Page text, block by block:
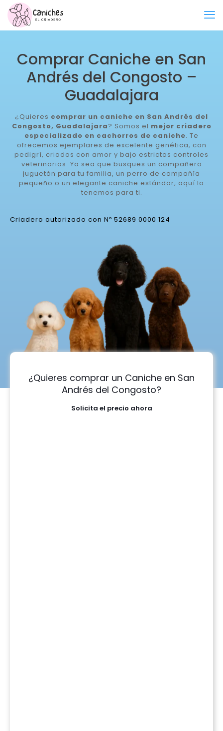
Comprar Caniche en San
Andrés del Congosto –
Guadalajara
¿Quieres comprar un caniche en San Andrés del
Congosto, Guadalajara? Somos el mejor criadero
especializado en cachorros de caniche. Te
ofrecemos ejemplares de excelente genética, con
pedigrí, criados con amor y bajo estrictos controles
veterinarios. Ya sea que busques un compañero
juguetón para tu familia, un perro de compañía
pequeño o un elegante caniche estándar, aquí lo
tenemos para ti.
Criadero autorizado con Nº 52689 0000 124
¿Quieres comprar un Caniche en San
Andrés del Congosto?
Solicita el precio ahora